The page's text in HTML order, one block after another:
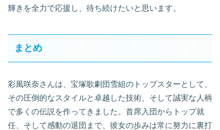
輝きを全力で応援し、待ち続けたいと思います。
まとめ
彩風咲奈さんは、宝塚歌劇団雪組のトップスターとして、
その圧倒的なスタイルと卓越した技術、そして誠実な人柄
で多くの伝説を作ってきました。首席入団からトップ就
任、そして感動の退団まで、彼女の歩みは常に努力に裏打